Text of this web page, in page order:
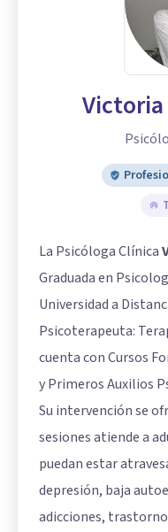
La Psicóloga Clínica
Graduada en
Universidad a
Psicoterapeuta:
cuenta con Cursos
y Primeros Auxilios
Su intervención se
sesiones atiende a
puedan estar
depresión, baja
adicciones,